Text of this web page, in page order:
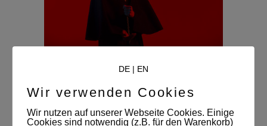
ARPEN [TOBIAS SCHÜTZE,
DENNIS ARNOLD]
ByLeonore
14. Oktober 2016
DE| EN
Wir verwenden Cookies
Wir nutzen auf unserer Webseite Cookies. Einige
Cookies sind notwendig (z.B. für den Warenkorb)